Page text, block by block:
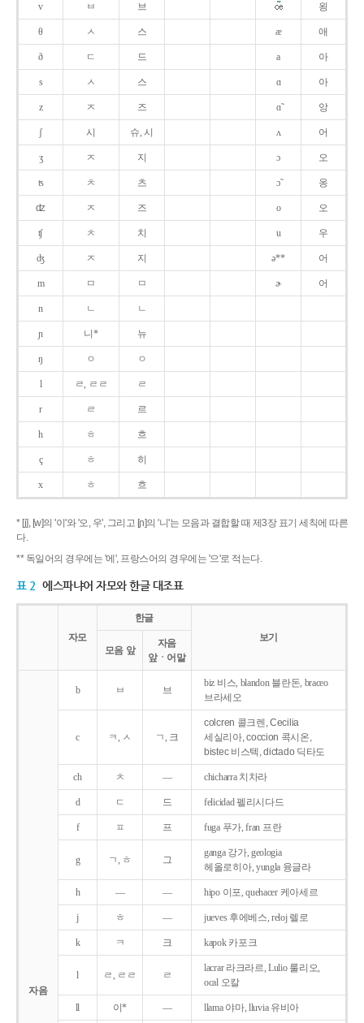
v ㅂ 브 욍
θ ㅅ 스 æ 애
ð ㄷ 드 a 아
s ㅅ 스 ɑ 아
z ㅈ 즈 ɑ̃ 앙
ʃ 시 슈, 시 ʌ 어
ʒ ㅈ 지 ɔ 오
ʦ ㅊ 츠 ɔ̃ 옹
ʣ ㅈ 즈 o 오
ʧ ㅊ 치 u 우
ʤ ㅈ 지 ə** 어
m ㅁ ㅁ ɚ 어
n ㄴ ㄴ
ɲ 니* 뉴
ŋ ㅇ ㅇ
l ㄹ, ㄹㄹ ㄹ
r ㄹ 르
h ㅎ 흐
ç ㅎ 히
x ㅎ 흐
* [j], [w]의 '이'와 '오, 우', 그리고 [ɲ]의 '니'는 모음과 결합할 때 제3장 표기 세칙에 따른
다.
** 독일어의 경우에는 '에', 프랑스어의 경우에는 '으'로 적는다.
표 2 에스파냐어 자모와 한글 대조표
자모
한글
보기
모음 앞
자음
앞ㆍ어말
자음
b ㅂ 브
biz 비스, blandon 블란돈, braceo
브라세오
c ㅋ, ㅅ ㄱ, 크
colcren 콜크렌, Cecilia
세실리아, coccion 콕시온,
bistec 비스텍, dictado 딕타도
ch ㅊ ― chicharra 치차라
d ㄷ 드 felicidad 펠리시다드
f ㅍ 프 fuga 푸가, fran 프란
g ㄱ, ㅎ 그
ganga 강가, geologia
헤올로히아, yungla 융글라
h ― ― hipo 이포, quehacer 케아세르
j ㅎ ― jueves 후에베스, reloj 렐로
k ㅋ 크 kapok 카포크
l ㄹ, ㄹㄹ ㄹ
lacrar 라크라르, Lulio 룰리오,
ocal 오칼
ll 이* ― llama 야마, lluvia 유비아